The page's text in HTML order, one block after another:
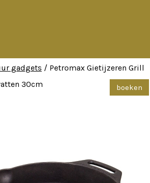
gadgets / Petromax Gietijzeren Grill
30cm